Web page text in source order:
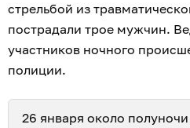
стрельбой из
пострадали трое мужчин.
участников ночного
полиции.
26 января около